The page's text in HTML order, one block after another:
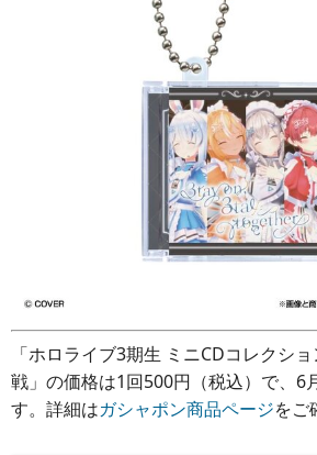
「ホロライブ3期生 ミニCDコレクシ
戦」の価格は1回500円（税込）で、6
す。詳細はガシャポン商品ページをご